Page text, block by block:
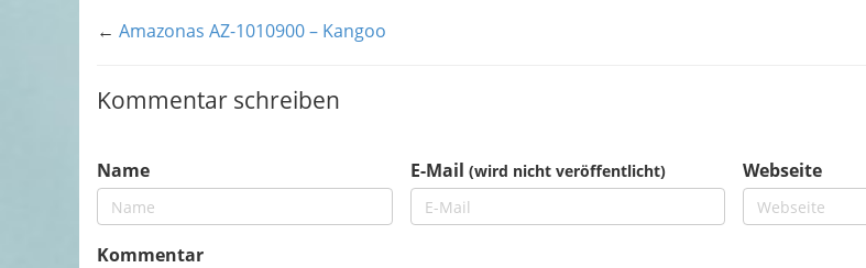
← Amazonas AZ-1010900 – Kangoo
Kommentar schreiben
Name E-Mail(wird nicht veröffentlicht) Webseite
Kommentar